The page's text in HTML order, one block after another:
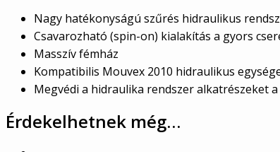
Nagy hatékonyságú szűrés hidraulikus
Csavarozható (spin-on) kialakítás a gyors
Masszív fémház
Kompatibilis Mouvex 2010 hidraulikus
Megvédi a hidraulika rendszer alkatrészeket
Érdekelhetnek még…